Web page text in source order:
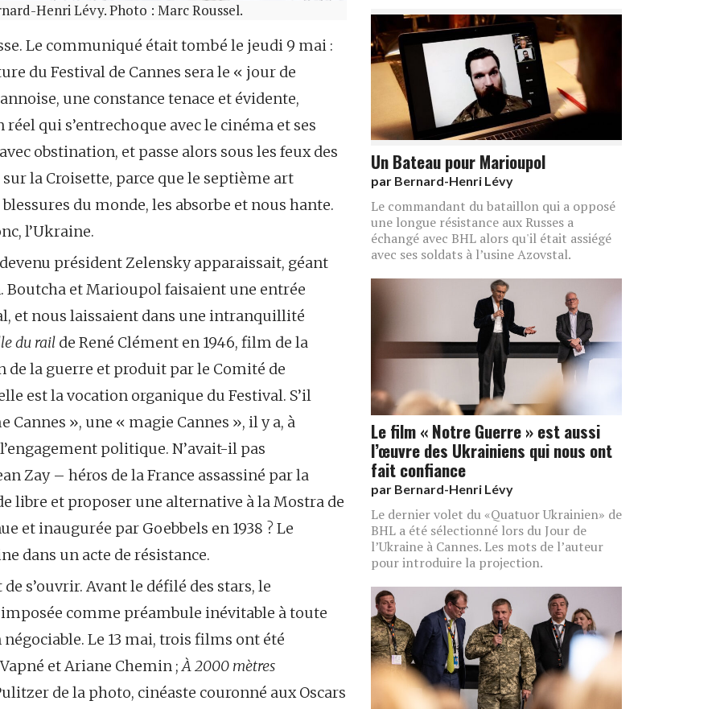
Henri Lévy. Photo : Marc Roussel.
Le communiqué était tombé le jeudi 9 mai :
du Festival de Cannes sera le « jour de
une constance tenace et évidente,
qui s’entrechoque avec le cinéma et ses
obstination, et passe alors sous les feux des
la Croisette, parce que le septième art
du monde, les absorbe et nous hante.
l’Ukraine.
président Zelensky apparaissait, géant
et Marioupol faisaient une entrée
et nous laissaient dans une intranquillité
du rail de René Clément en 1946, film de la
la guerre et produit par le Comité de
est la vocation organique du Festival. S’il
Cannes », une « magie Cannes », il y a, à
politique. N’avait-il pas
Zay – héros de la France assassiné par la
libre et proposer une alternative à la Mostra de
et inaugurée par Goebbels en 1938 ? Le
dans un acte de résistance.
s’ouvrir. Avant le défilé des stars, le
comme préambule inévitable à toute
Le 13 mai, trois films ont été
Vapné et Ariane Chemin ;À 2000 mètres
de la photo, cinéaste couronné aux Oscars
Un Bateau pour Marioupol
par Bernard-Henri Lévy
Le commandant du bataillon qui a opposé
une longue résistance aux Russes a
échangé avec BHL alors qu'il était assiégé
avec ses soldats à l’usine Azovstal.
Le film « Notre Guerre » est aussi
l’œuvre des Ukrainiens qui nous ont
fait confiance
par Bernard-Henri Lévy
Le dernier volet du «Quatuor Ukrainien» de
BHL a été sélectionné lors du Jour de
l’Ukraine à Cannes. Les mots de l’auteur
pour introduire la projection.